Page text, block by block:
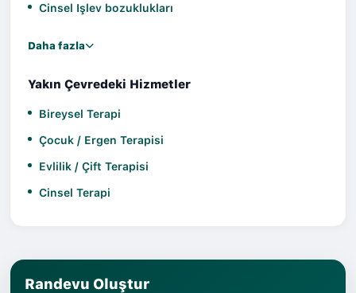
Cinsel Işlev bozuklukları
Daha fazla
Yakın Çevredeki Hizmetler
Bireysel Terapi
Çocuk / Ergen Terapisi
Evlilik / Çift Terapisi
Cinsel Terapi
Randevu Oluştur